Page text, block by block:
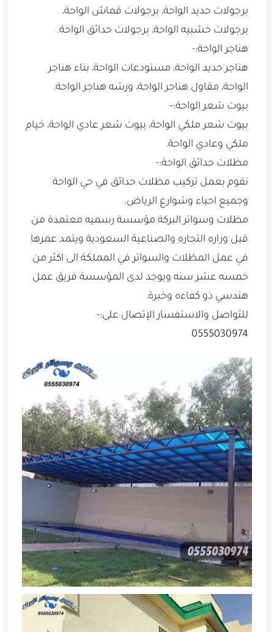
برجولات حديد الواحة، برجولات قماش الواحة،
برجولات خشبيه الواحة، برجولات حدائق الواحة.
هناجر الواحة:-
هناجر حديد الواحة، مستودعات الواحة، بناء هناجر
الواحة، مقاول هناجر الواحة، ورشه هناجر الواحة.
بيوت شعر الواحة:-
بيوت شعر ملكي الواحة، بيوت شعر عادي الواحة، خيام
ملكي وعادي الواحة.
مظلات حدائق الواحة:-
نقوم بعمل تركيب مظلات حدائق في حي الواحة
وجميع احياء وشوارع الرياض.
مظلات وسواتر البركة مؤسسة رسميه معتمدة من
قبل وزاره التجاره والصناعية السعودية ويتمد عمرها
في عمل المظلات والسواتر في المملكة الى اكثر من
خمسه عشر سنه ويوجد لدى المؤسسة فريق عمل
هندسي ذو كفاءه وخبرة.
للتواصل والاستفسار الإتصال على:-
0555030974